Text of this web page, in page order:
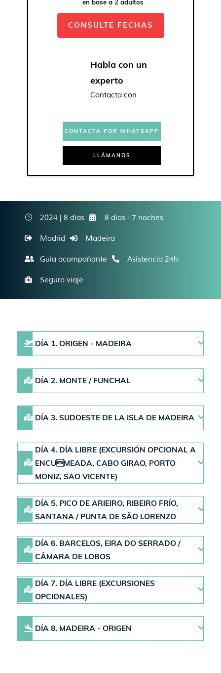
en base a 2 adultos
CONSULTE FECHAS
Habla con un
experto
Contacta con
CONTACTA POR WHATSAPP
LLÁMANOS
2024 | 8 días 8 días - 7 noches
Madrid Madeira
Guía acompañante Asistencia 24h
Seguro viaje
DÍA 1. ORIGEN - MADEIRA
DÍA 2. MONTE / FUNCHAL
DÍA 3. SUDOESTE DE LA ISLA DE MADEIRA
DÍA 4. DÍA LIBRE (EXCURSIÓN OPCIONAL A
ENCUMEADA, CABO GIRAO, PORTO
MONIZ, SAO VICENTE)
DÍA 5. PICO DE ARIEIRO, RIBEIRO FRÍO,
SANTANA / PUNTA DE SÃO LORENZO
DÍA 6. BARCELOS, EIRA DO SERRADO /
CÂMARA DE LOBOS
DÍA 7. DÍA LIBRE (EXCURSIONES
OPCIONALES)
DÍA 8. MADEIRA - ORIGEN